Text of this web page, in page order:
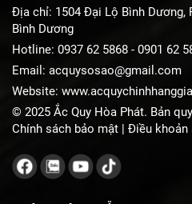
Địa chỉ: 1504 Đại Lộ Bình Dương,
Bình Dương
Hotline: 0937 62 5868 - 0901 62
Email: acquysosao@gmail.com
Website:
© 2025 Ắc Quy Hòa Phát. Bản
Chính sách bảo mật
Điều khoản